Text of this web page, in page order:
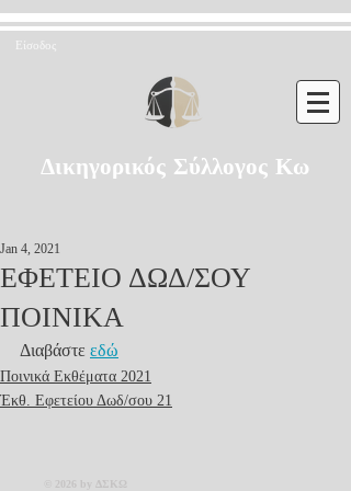
Είσοδος
Δικηγορικός Σύλλογος Κω
ΕΦΕΤΕΙΟ ΔΩΔ/ΣΟΥ
ΠΟΙΝΙΚΑ
Jan 4, 2021
Διαβάστε εδώ
Ποινικά Εκθέματα 2021
Έκθ. Εφετείου Δωδ/σου 21
© 2026 by ΔΣΚΩ